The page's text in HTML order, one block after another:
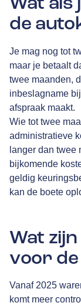
de
Je mag nog tot
maar je betaalt
twee maanden,
inbeslagname
afspraak maakt.
Wie tot twee
administratieve
langer dan twee
bijkomende
geldig
kan de boete
Wat
voor
Vanaf 2025
komt meer